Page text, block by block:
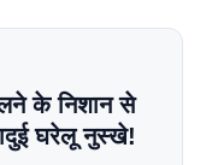
के निशान से
घरेलू नुस्खे!